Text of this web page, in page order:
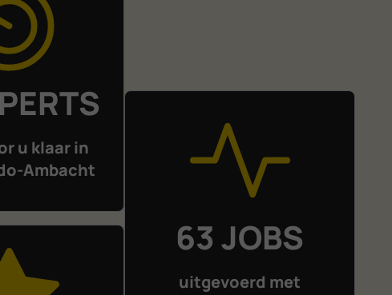
internet
u klaar in
Ambacht
63 JOBS
uitgevoerd met